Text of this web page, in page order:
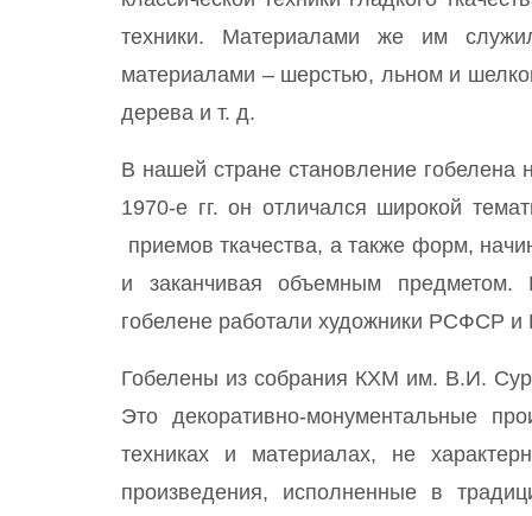
техники. Материалами же им
материалами – шерстью, льном и
дерева и т. д.
В нашей стране становление гобелена
1970-е гг. он отличался широкой
приемов ткачества, а также форм,
и заканчивая объемным предметом.
гобелене работали художники РСФСР и
Гобелены из собрания КХМ им. В.И.
Это декоративно-монументальные
техниках и материалах, не
произведения, исполненные в